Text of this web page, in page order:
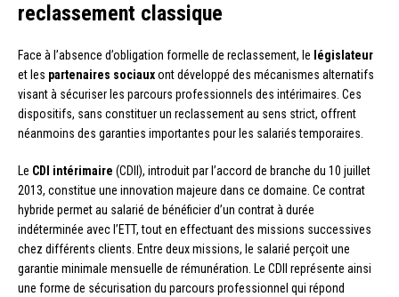
reclassement classique
Face à l’absence d’obligation formelle de reclassement, le législateur
et les partenaires sociauxont développé des mécanismes alternatifs
visant à sécuriser les parcours professionnels des intérimaires. Ces
dispositifs, sans constituer un reclassement au sens strict, offrent
néanmoins des garanties importantes pour les salariés temporaires.
Le CDI intérimaire (CDII), introduit par l’accord de branche du 10 juillet
2013, constitue une innovation majeure dans ce domaine. Ce contrat
hybride permet au salarié de bénéficier d’un contrat à durée
indéterminée avec l’ETT, tout en effectuant des missions successives
chez différents clients. Entre deux missions, le salarié perçoit une
garantie minimale mensuelle de rémunération. Le CDII représente ainsi
une forme de sécurisation du parcours professionnel qui répond